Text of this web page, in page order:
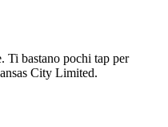
Ti bastano pochi tap per
City Limited.